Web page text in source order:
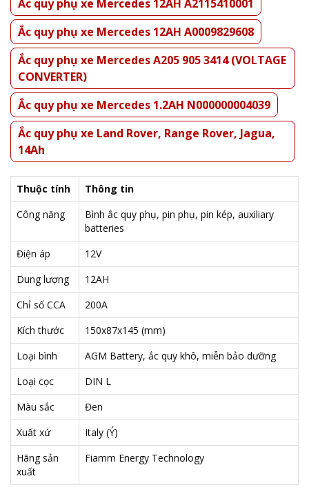
Ắc quy phụ xe Mercedes 12AH A2115410001
Ắc quy phụ xe Mercedes 12AH A0009829608
Ắc quy phụ xe Mercedes A205 905 3414 (VOLTAGE
CONVERTER)
Ắc quy phụ xe Mercedes 1.2AH N000000004039
Ắc quy phụ xe Land Rover, Range Rover, Jagua,
14Ah
Thuộc tính
Thông tin
Công năng
Bình ắc quy phụ, pin phụ, pin kép, auxiliary
batteries
Điện áp
12V
Dung lượng
12AH
Chỉ số CCA
200A
Kích thước
150x87x145 (mm)
Loại bình
AGM Battery, ắc quy khô, miễn bảo dưỡng
Loại cọc
DIN L
Màu sắc
Đen
Xuất xứ
Italy (Ý)
Hãng sản
xuất
Fiamm Energy Technology